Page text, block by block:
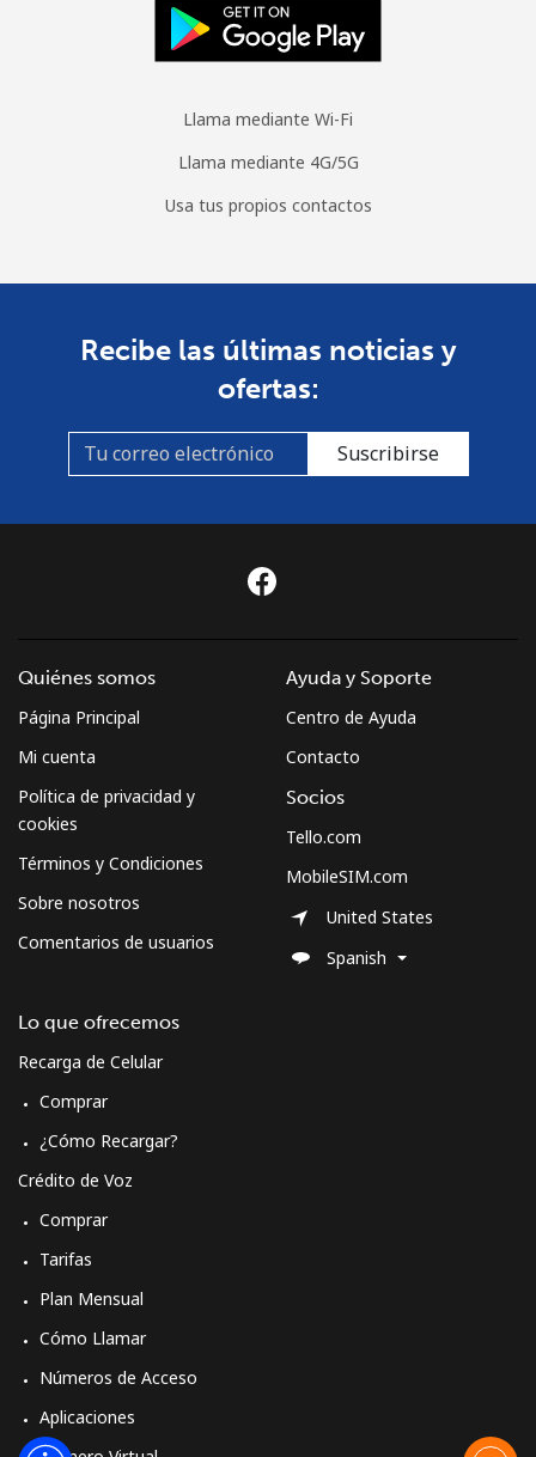
Llama mediante Wi-Fi
Llama mediante 4G/5G
Usa tus propios contactos
Recibe las últimas noticias y
ofertas:
Suscribirse
Quiénes somos
Página Principal
Mi cuenta
Política de privacidad y
cookies
Términos y Condiciones
Sobre nosotros
Comentarios de usuarios
Lo que ofrecemos
Recarga de Celular
Comprar
¿Cómo Recargar?
Crédito de Voz
Comprar
Tarifas
Plan Mensual
Cómo Llamar
Números de Acceso
Aplicaciones
Ayuda y Soporte
Centro de Ayuda
Contacto
Socios
Tello.com
MobileSIM.com
United States
Spanish